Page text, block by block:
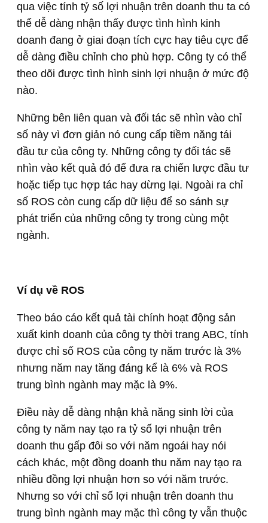
qua việc tính tỷ số lợi nhuận trên doanh thu ta có
thể dễ dàng nhận thấy được tình hình kinh
doanh đang ở giai đoạn tích cực hay tiêu cực để
dễ dàng điều chỉnh cho phù hợp. Công ty có thể
theo dõi được tình hình sinh lợi nhuận ở mức độ
nào.
Những bên liên quan và đối tác sẽ nhìn vào chỉ
số này vì đơn giản nó cung cấp tiềm năng tái
đầu tư của công ty. Những công ty đối tác sẽ
nhìn vào kết quả đó để đưa ra chiến lược đầu tư
hoặc tiếp tục hợp tác hay dừng lại. Ngoài ra chỉ
số ROS còn cung cấp dữ liệu để so sánh sự
phát triển của những công ty trong cùng một
ngành.
Ví dụ về ROS
Theo báo cáo kết quả tài chính hoạt động sản
xuất kinh doanh của công ty thời trang ABC, tính
được chỉ số ROS của công ty năm trước là 3%
nhưng năm nay tăng đáng kể là 6% và ROS
trung bình ngành may mặc là 9%.
Điều này dễ dàng nhận khả năng sinh lời của
công ty năm nay tạo ra tỷ số lợi nhuận trên
doanh thu gấp đôi so với năm ngoái hay nói
cách khác, một đồng doanh thu năm nay tạo ra
nhiều đồng lợi nhuận hơn so với năm trước.
Nhưng so với chỉ số lợi nhuận trên doanh thu
trung bình ngành may mặc thì công ty vẫn thuộc